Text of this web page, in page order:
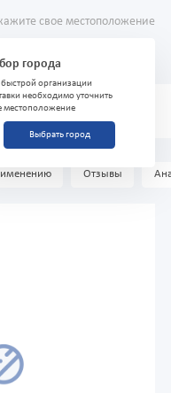
свое местоположение
города
организации
необходимо уточнить
местоположение
Выбрать город
50 Г
Отзывы